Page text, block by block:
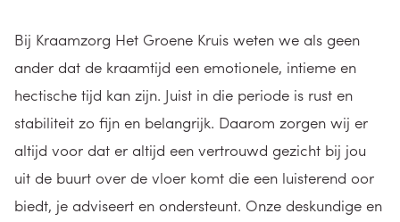
Bij Kraamzorg Het Groene Kruis weten we als geen
ander dat de kraamtijd een emotionele, intieme en
hectische tijd kan zijn. Juist in die periode is rust en
stabiliteit zo fijn en belangrijk. Daarom zorgen wij er
altijd voor dat er altijd een vertrouwd gezicht bij jou
uit de buurt over de vloer komt die een luisterend oor
biedt, je adviseert en ondersteunt. Onze deskundige en